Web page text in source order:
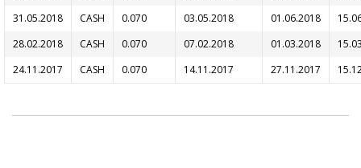
31.05.2018
CASH 0.070 03.05.2018 01.06.2018
28.02.2018
CASH 0.070 07.02.2018 01.03.2018
24.11.2017
CASH 0.070 14.11.2017 27.11.2017